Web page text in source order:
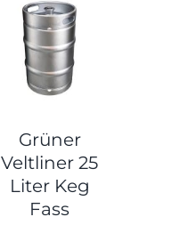
Grüner
Veltliner 25
Liter Keg
Fass